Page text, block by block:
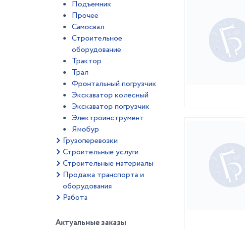
Подъемник
Прочее
Самосвал
Строительное
оборудование
Трактор
Трал
Фронтальный погрузчик
Экскаватор колесный
Экскаватор погрузчик
Электроинструмент
Ямобур
Грузоперевозки
Строительные услуги
Строительные материалы
Продажа транспорта и
оборудования
Работа
Актуальные заказы